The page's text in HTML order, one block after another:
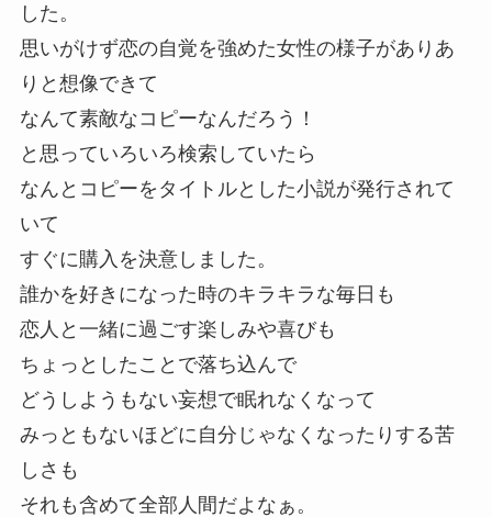
した。
思いがけず恋の自覚を強めた女性の様子がありあ
りと想像できて
なんて素敵なコピーなんだろう！
と思っていろいろ検索していたら
なんとコピーをタイトルとした小説が発行されて
いて
すぐに購入を決意しました。
誰かを好きになった時のキラキラな毎日も
恋人と一緒に過ごす楽しみや喜びも
ちょっとしたことで落ち込んで
どうしようもない妄想で眠れなくなって
みっともないほどに自分じゃなくなったりする苦
しさも
それも含めて全部人間だよなぁ。